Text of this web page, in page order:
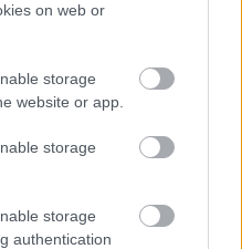
on web or
storage
website or app.
storage
storage
authentication
a hasonlatokkal,
felemlegetve méltatta
szuperhőshöz
sisakrostély
mosoly, ez egy